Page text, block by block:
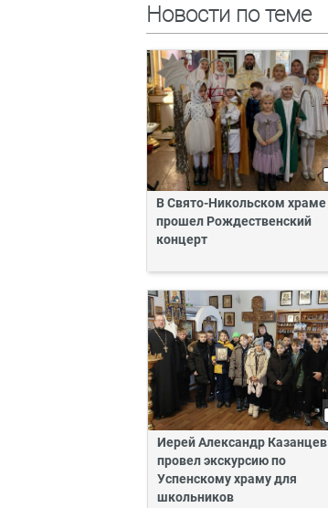
Новости по теме
В Свято-Никольском храме
прошел Рождественский
концерт
Иерей Александр Казанцев
провел экскурсию по
Успенскому храму для
школьников